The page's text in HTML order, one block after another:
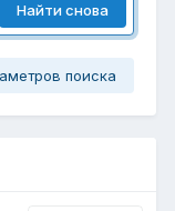
Найти снова
поиска